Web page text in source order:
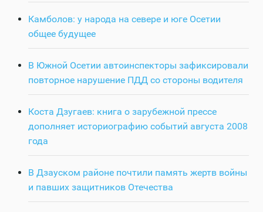
Камболов: у народа на севере и юге Осетии
общее будущее
В Южной Осетии автоинспекторы зафиксировали
повторное нарушение ПДД со стороны водителя
Коста Дзугаев: книга о зарубежной прессе
дополняет историографию событий августа 2008
года
В Дзауском районе почтили память жертв войны
и павших защитников Отечества